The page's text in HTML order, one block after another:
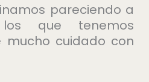
pareciendo a
que tenemos
mucho cuidado con